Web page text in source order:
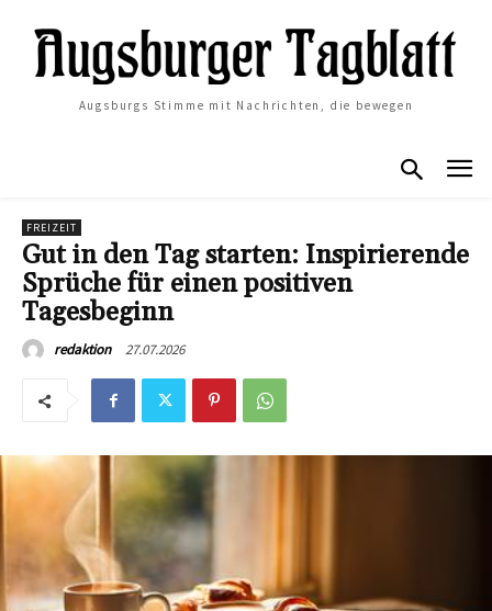
Augsburgs Stimme mit Nachrichten, die bewegen
FREIZEIT
Gut in den Tag starten: Inspirierende
Sprüche für einen positiven
Tagesbeginn
redaktion 27.07.2026